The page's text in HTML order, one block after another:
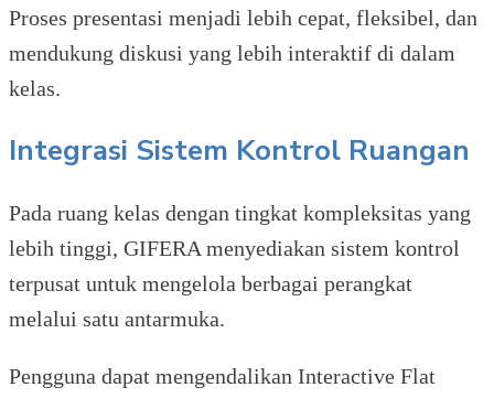
Proses presentasi menjadi lebih cepat, fleksibel, dan
mendukung diskusi yang lebih interaktif di dalam
kelas.
Integrasi Sistem Kontrol Ruangan
Pada ruang kelas dengan tingkat kompleksitas yang
lebih tinggi, GIFERA menyediakan sistem kontrol
terpusat untuk mengelola berbagai perangkat
melalui satu antarmuka.
Pengguna dapat mengendalikan Interactive Flat